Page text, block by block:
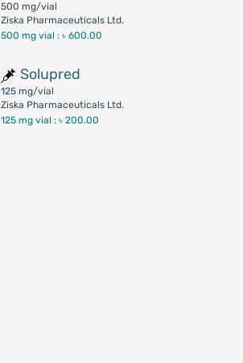
500 mg/vial
Ziska Pharmaceuticals Ltd.
500 mg vial :৳ 600.00
Solupred
125 mg/vial
Ziska Pharmaceuticals Ltd.
125 mg vial :৳ 200.00